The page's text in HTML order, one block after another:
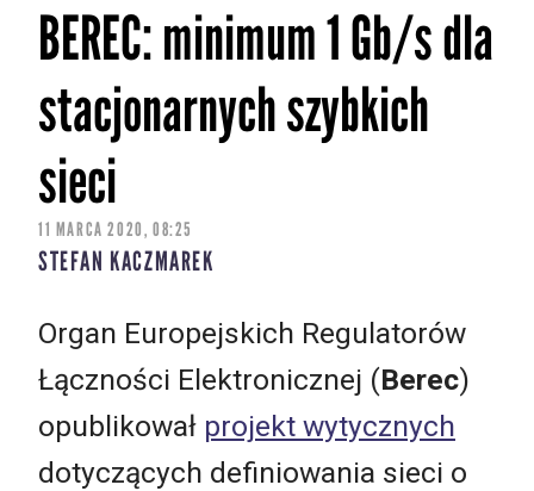
BEREC: minimum 1 Gb/s dla
stacjonarnych szybkich
sieci
11 MARCA 2020, 08:25
STEFAN KACZMAREK
Organ Europejskich Regulatorów
Łączności Elektronicznej (Berec)
opublikował projekt wytycznych
dotyczących definiowania sieci o